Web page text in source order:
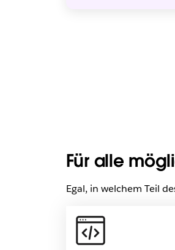
Für alle
Egal, in welchem Teil